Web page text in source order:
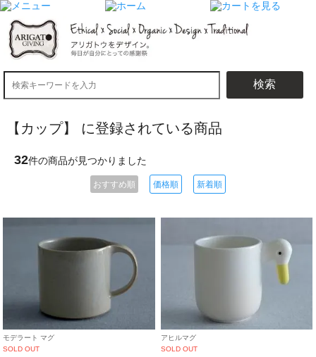
検索
【カップ】 に登録されている商品
32件の商品が見つかりました
おすすめ順 価格順 新着順
モデラート マグ
SOLD OUT
アヒルマグ
SOLD OUT